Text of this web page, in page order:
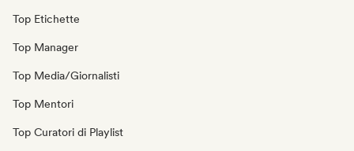
Top Etichette
Top Manager
Top Media/Giornalisti
Top Mentori
Top Curatori di Playlist